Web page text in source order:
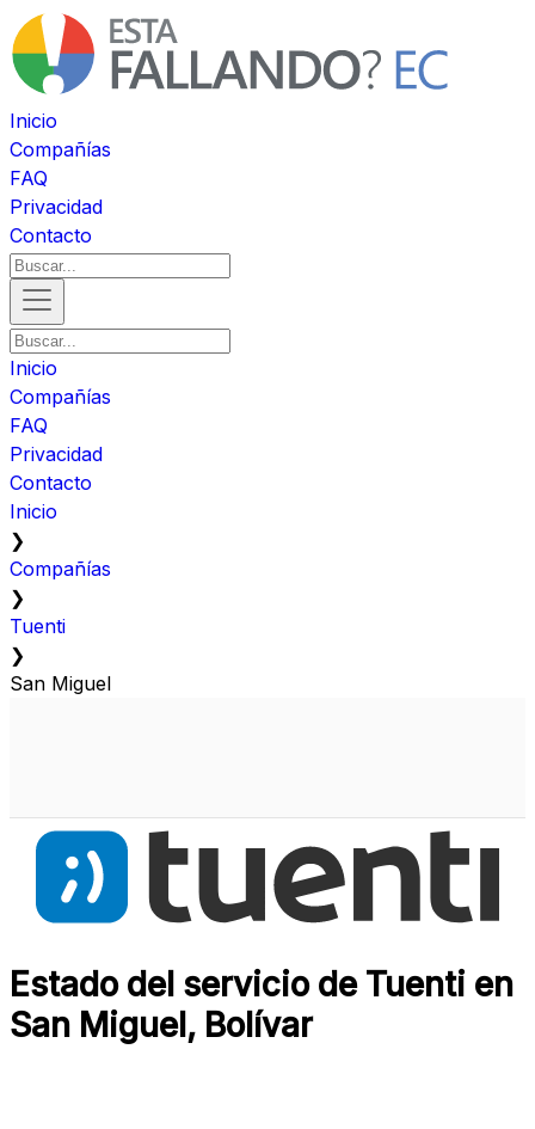
Inicio
Compañías
FAQ
Privacidad
Contacto
Inicio
Compañías
FAQ
Privacidad
Contacto
Inicio
❯
Compañías
❯
Tuenti
❯
San Miguel
Estado del servicio de Tuenti en
San Miguel, Bolívar